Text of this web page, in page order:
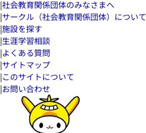
|社会教育関係団体のみなさまへ
|サークル（社会教育関係団体）について
|施設を探す
|生涯学習相談
|よくある質問
|サイトマップ
|このサイトについて
|お問い合わせ